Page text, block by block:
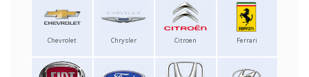
Chevrolet Chrysler Citroen Ferrari